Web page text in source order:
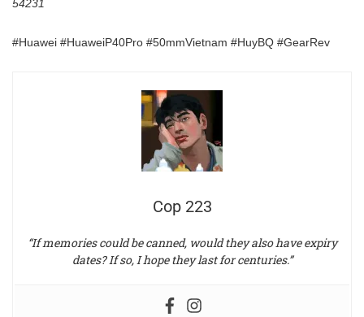
54231
#Huawei #HuaweiP40Pro #50mmVietnam #HuyBQ #GearRev
Cop 223
“If memories could be canned, would they also have expiry
dates? If so, I hope they last for centuries.”